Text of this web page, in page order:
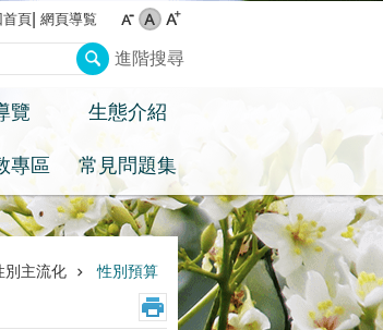
首頁 網頁導覧
進階搜尋
覽 生態介紹
專區 常見問題集
別主流化 性別預算